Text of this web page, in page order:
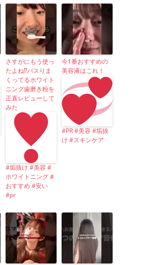
さすがにもう使っ
たよね⁉︎バスりま
くってるホワイト
ニング歯磨き粉を
正直レビューして
みた
#垢抜け #美容 #
ホワイトニング #
おすすめ #安い
#pr
今1番おすすめの
美容液はこれ！
#PR #美容 #垢抜
け #スキンケア